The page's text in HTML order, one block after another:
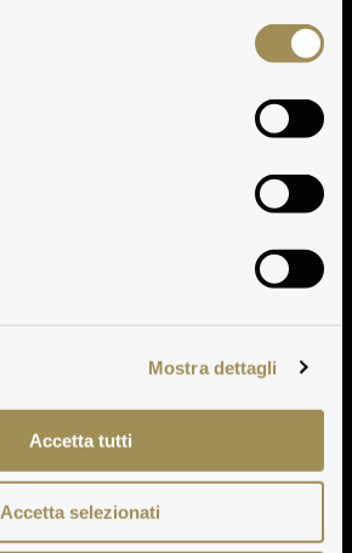
Mostra dettagli
Accetta tutti
Accetta selezionati